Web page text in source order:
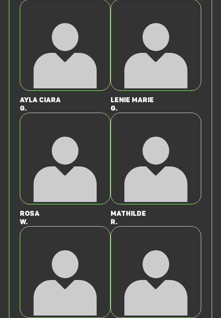
Ayla Ciara
G.
Lenie Marie
G.
Rosa
W.
Mathilde
R.